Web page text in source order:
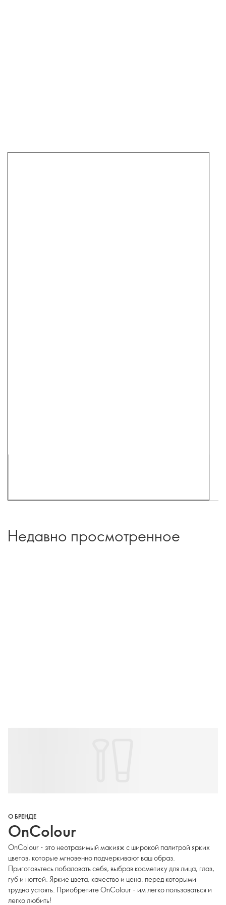
Недавно просмотренное
О БРЕНДЕ
OnColour
OnColour - это неотразимый макияж с широкой палитрой ярких
цветов, которые мгновенно подчеркивают ваш образ.
Приготовьтесь побаловать себя, выбрав косметику для лица, глаз,
губ и ногтей. Яркие цвета, качество и цена, перед которыми
трудно устоять. Приобретите OnColour - им легко пользоваться и
легко любить!